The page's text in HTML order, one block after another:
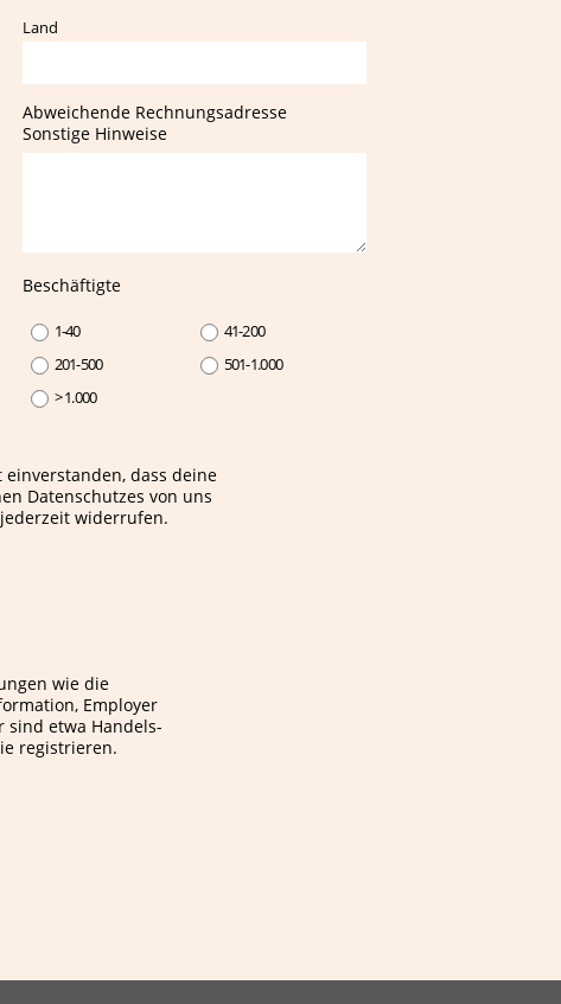
Land
Abweichende Rechnungsadresse
Sonstige Hinweise
Beschäftigte
1-40
41-200
201-500
501-1.000
> 1.000
dass deine
Datenschutzes von uns
widerrufen.
wie die
Employer
etwa Handels-
registrieren.